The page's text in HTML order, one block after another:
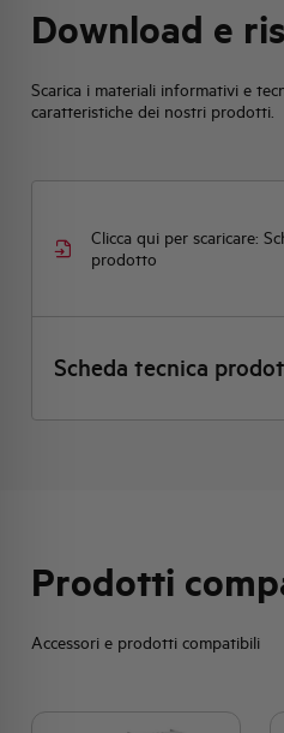
Download e
Scarica i materiali informativi e
caratteristiche dei nostri prodotti.
Clicca qui per scaricare:
prodotto
Scheda tecnica
Prodotti
Accessori e prodotti compatibili